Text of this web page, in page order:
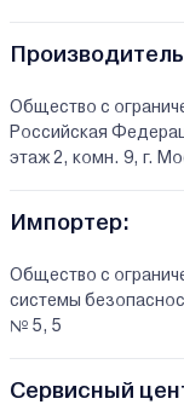
Общество с
Российская
этаж 2, комн. 9, г.
Импортер:
Общество с
системы
№ 5, 5
Сервисный